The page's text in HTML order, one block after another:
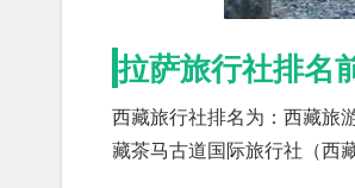
拉萨旅行社排名
西藏旅行社排名为：西藏旅
藏茶马古道国际旅行社（西